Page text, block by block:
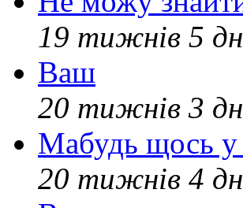
19 тижнів 5
Ваш
20 тижнів 3
Мабудь щось у
20 тижнів 4